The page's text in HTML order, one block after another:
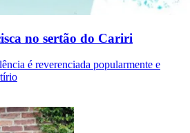
no sertão do Cariri
é reverenciada popularmente e